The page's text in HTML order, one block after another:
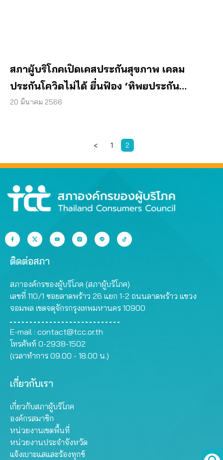
สภาผู้บริโภคเปิดเคสประกันสุขภาพ เคลม
ประกันโควิดไม่ได้ ยื่นฟ้อง ‘ทิพยประกัน
ภัย’ เป็นคดีกลุ่ม
20 มีนาคม 2566
< 1 2
ติดต่อสภา
สภาองค์กรของผู้บริโภค (สภาผู้บริโภค)
เลขที่ 110/1 ซอยลาดพร้าว 26 แยก 1-2 ถนนลาดพร้าว แขวง
จอมพล เขตจตุจักรกรุงเทพมหานคร 10900
E-mail : contact@tcc.or.th
โทรศัพท์ 0-2938-1502
(เวลาทำการ 09.00 - 18.00 น.)
เกี่ยวกับเรา
เกี่ยวกับสภาผู้บริโภค
องค์กรสมาชิก
หน่วยงานเขตพื้นที่
หน่วยงานประจำจังหวัด
แจ้งเบาะแสและร้องทุกข์